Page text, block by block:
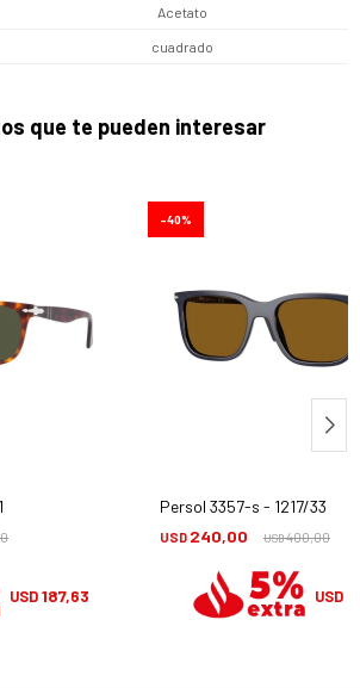
Acetato
cuadrado
que te pueden interesar
USD187,63
Persol 3357-s - 1217/33
USD 240,00 USD400,00
40
USD